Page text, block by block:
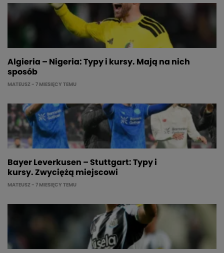
Algieria – Nigeria: Typy i kursy. Mają na nich
sposób
MATEUSZ - 7 MIESIĘCY TEMU
Bayer Leverkusen – Stuttgart: Typy i
kursy. Zwyciężą miejscowi
MATEUSZ - 7 MIESIĘCY TEMU